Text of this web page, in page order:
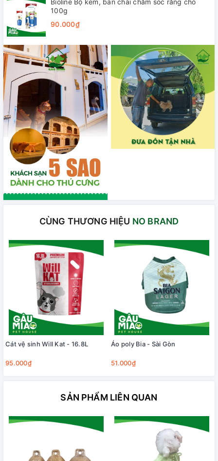
100g
90.000₫
CÙNG THƯƠNG HIỆU NO BRAND
Cát vệ sinh Will Kat - 16.8L
95.000₫
Áo poly Bia - Sài Gòn
51.000₫
SẢN PHẨM LIÊN QUAN